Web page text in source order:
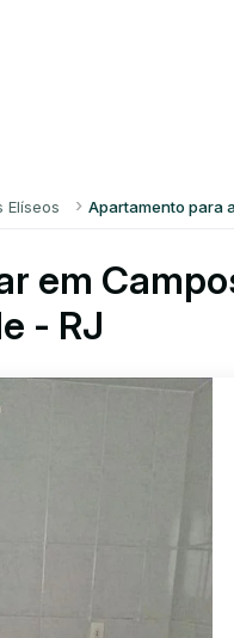
Elíseos Apartamento para
em
- RJ